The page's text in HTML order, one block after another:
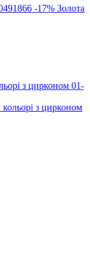
-17% Золота
з цирконом